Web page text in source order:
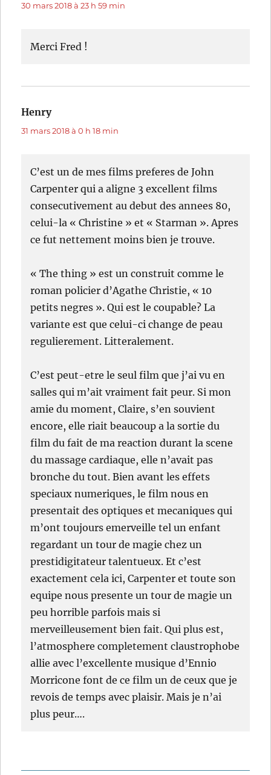
30 mars 2018 à 23 h 59 min
Merci Fred !
Henrydit :
31 mars 2018 à 0 h 18 min
C’est un de mes films preferes de John
Carpenter qui a aligne 3 excellent films
consecutivement au debut des annees 80,
celui-la « Christine » et « Starman ». Apres
ce fut nettement moins bien je trouve.
« The thing » est un construit comme le
roman policier d’Agathe Christie, « 10
petits negres ». Qui est le coupable? La
variante est que celui-ci change de peau
regulierement. Litteralement.
C’est peut-etre le seul film que j’ai vu en
salles qui m’ait vraiment fait peur. Si mon
amie du moment, Claire, s’en souvient
encore, elle riait beaucoup a la sortie du
film du fait de ma reaction durant la scene
du massage cardiaque, elle n’avait pas
bronche du tout. Bien avant les effets
speciaux numeriques, le film nous en
presentait des optiques et mecaniques qui
m’ont toujours emerveille tel un enfant
regardant un tour de magie chez un
prestidigitateur talentueux. Et c’est
exactement cela ici, Carpenter et toute son
equipe nous presente un tour de magie un
peu horrible parfois mais si
merveilleusement bien fait. Qui plus est,
l’atmosphere completement claustrophobe
allie avec l’excellente musique d’Ennio
Morricone font de ce film un de ceux que je
revois de temps avec plaisir. Mais je n’ai
plus peur….